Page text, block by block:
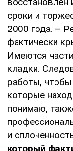
восстановлен
сроки и
2000 года. –
фактически
Имеются
кладки.
работы, чтобы
которые
понимаю,
и
который